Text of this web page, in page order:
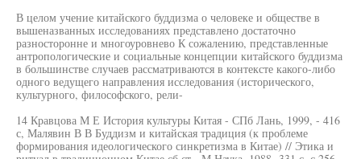
В целом учение китайского буддизма о человеке и обществе в
вышеназванных исследованиях представлено достаточно
разносторонне и многоуровнево К сожалению, представленные
антропологические и социальные концепции китайского буддизма
в большинстве случаев рассматриваются в контексте какого-либо
одного ведущего направления исследования (исторического,
культурного, философского, рели-
14 Кравцова М Е История культуры Китая - СПб Лань, 1999, - 416
с, Малявин В В Буддизм и китайская традиция (к проблеме
формирования идеологического синкретизма в Китае) // Этика и